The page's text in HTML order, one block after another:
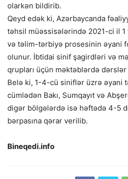
olarkən bildirib.
Qeyd edək ki, Azərbaycanda
təhsil müəssisələrində 2021-ci il
və təlim-tərbiyə prosesinin əyani
olunur. İbtidai sinif şagirdləri və
qrupları üçün məktəblərdə
Belə ki, 1-4-cü siniflər üzrə əyani
cümlədən Bakı, Sumqayıt və
digər bölgələrdə isə həftədə 4-5
bərpasına qərar verilib.
Bineqedi.info